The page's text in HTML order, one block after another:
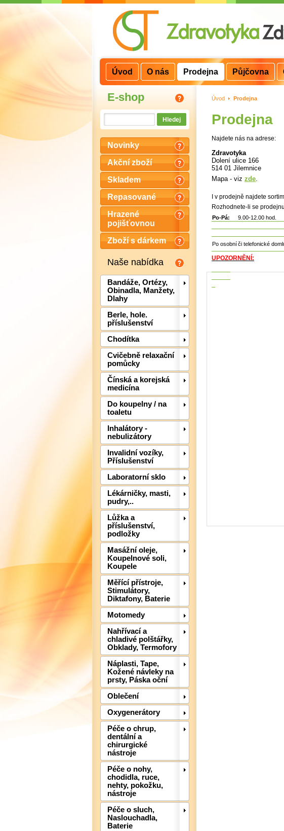
E-shop
Novinky
Akční zboží
Skladem
Repasované
Hrazené
pojišťovnou
Zboží s dárkem
Naše nabídka
Bandáže, Ortézy,
Obinadla, Manžety,
Dlahy
Berle, hole.
příslušenství
Chodítka
Cvičebně relaxační
pomůcky
Čínská a korejská
medicína
Do koupelny / na
toaletu
Inhalátory -
nebulizátory
Invalidní vozíky,
Příslušenství
Laboratorní sklo
Lékárničky, masti,
pudry,..
Lůžka a
příslušenství,
podložky
Masážní oleje,
Koupelnové soli,
Koupele
Měřící přístroje,
Stimulátory,
Diktafony, Baterie
Motomedy
Nahřívací a
chladivé polštářky,
Obklady, Termofory
Náplasti, Tape,
Kožené návleky na
prsty, Páska oční
Oblečení
Oxygenerátory
Péče o chrup,
dentální a
chirurgické
nástroje
Péče o nohy,
chodidla, ruce,
nehty, pokožku,
nástroje
Péče o sluch,
Naslouchadla,
Baterie
Úvod > Prodejna
Prodejna
Najdete nás na adrese:
Zdravotyka
Dolení ulice 166
514 01 Jilemnice
Mapa - viz zde.
I v prodejně najdete
Rozhodnete-li se
Po-Pá: 9.00-12.00 hod.
Po osobníči telefonické
UPOZORNĚNÍ:
Úvod O nás Prodejna Půjčovna